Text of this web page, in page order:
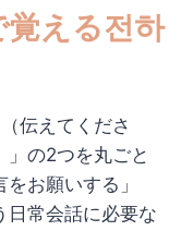
覚える전하
伝えてくださ
」の2つを丸ごと
お願いする」
日常会話に必要な